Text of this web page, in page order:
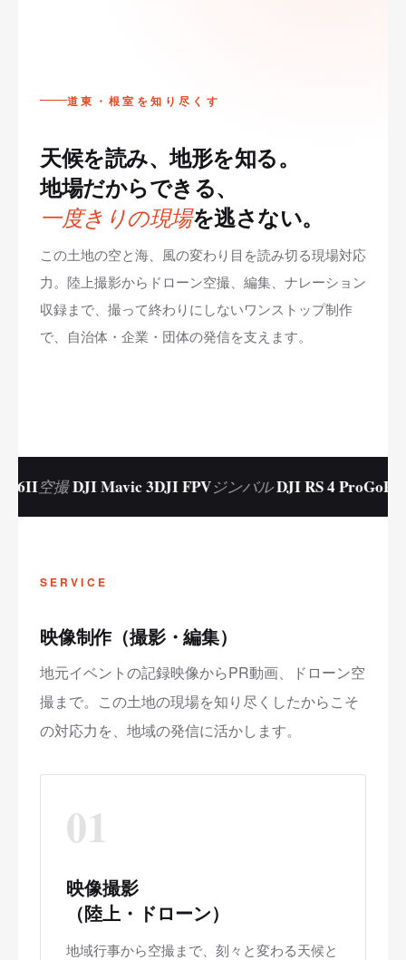
道東・根室を知り尽くす
天候を読み、地形を知る。
地場だからできる、
一度きりの現場を逃さない。
この土地の空と海、風の変わり目を読み切る現場対応
力。陸上撮影からドローン空撮、編集、ナレーション
収録まで、撮って終わりにしないワンストップ制作
で、自治体・企業・団体の発信を支えます。
撮DJI Mavic 3DJI FPVジンバルDJI RS 4 ProGoPro
SERVICE
映像制作（撮影・編集）
地元イベントの記録映像からPR動画、ドローン空
撮まで。この土地の現場を知り尽くしたからこそ
の対応力を、地域の発信に活かします。
01
映像撮影
（陸上・ドローン）
地域行事から空撮まで、刻々と変わる天候と